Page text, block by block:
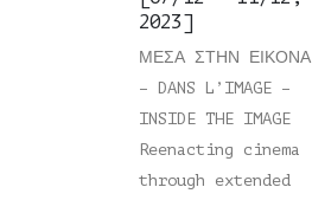
2023]
ΜΕΣΑ ΣΤΗΝ ΕΙΚΟΝΑ
– DANS L’IMAGE –
INSIDE THE IMAGE
Reenacting cinema
through extended